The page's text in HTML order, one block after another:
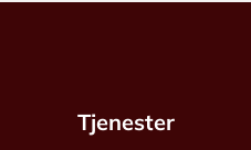
Tjenester